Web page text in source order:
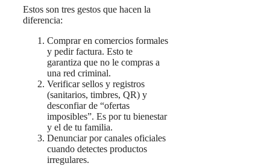
Estos son tres gestos que hacen la
diferencia:
Comprar en comercios formales
y pedir factura. Esto te
garantiza que no le compras a
una red criminal.
Verificar sellos y registros
(sanitarios, timbres, QR) y
desconfiar de “ofertas
imposibles”. Es por tu bienestar
y el de tu familia.
Denunciar por canales oficiales
cuando detectes productos
irregulares.